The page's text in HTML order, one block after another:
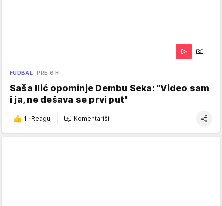
FUDBAL PRE 6 H
Saša Ilić opominje Dembu Seka: "Video sam
i ja, ne dešava se prvi put"
1 · Reaguj Komentariši